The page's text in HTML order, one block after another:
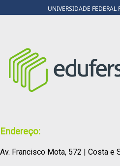
UNIVERSIDADE
Endereço:
Av. Francisco Mota, 572 | Costa e